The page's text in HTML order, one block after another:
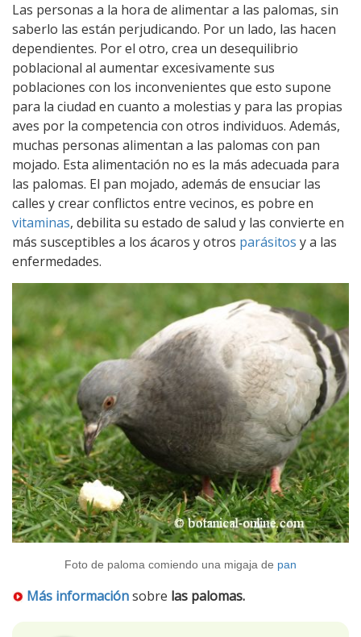
Las personas a la hora de alimentar a las palomas, sin
saberlo las están perjudicando. Por un lado, las hacen
dependientes. Por el otro, crea un desequilibrio
poblacional al aumentar excesivamente sus
poblaciones con los inconvenientes que esto supone
para la ciudad en cuanto a molestias y para las propias
aves por la competencia con otros individuos. Además,
muchas personas alimentan a las palomas con pan
mojado. Esta alimentación no es la más adecuada para
las palomas. El pan mojado, además de ensuciar las
calles y crear conflictos entre vecinos, es pobre en
vitaminas, debilita su estado de salud y las convierte en
más susceptibles a los ácaros y otros parásitos y a las
enfermedades.
Foto de paloma comiendo una migaja de pan
Más informaciónsobre las palomas.